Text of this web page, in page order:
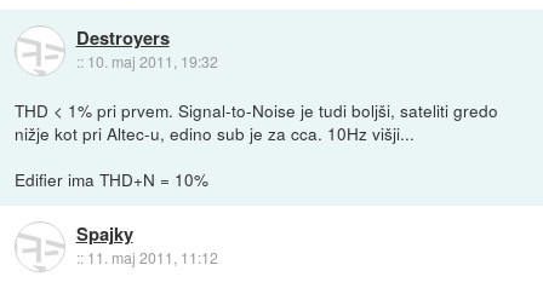
Destroyers
:: 10. maj 2011, 19:32
THD < 1% pri prvem. Signal-to-Noise je tudi boljši, sateliti gredo
nižje kot pri Altec-u, edino sub je za cca. 10Hz višji...
Edifier ima THD+N = 10%
Spajky
:: 11. maj 2011, 11:12